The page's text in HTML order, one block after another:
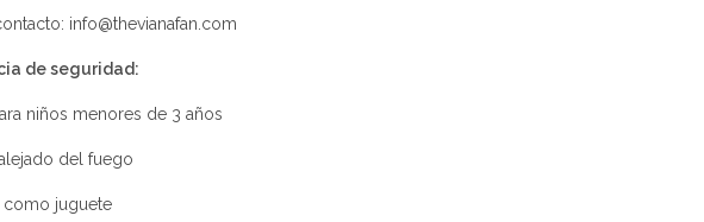
info@thevianafan.com
de seguridad:
niños menores de 3 años
del fuego
como juguete